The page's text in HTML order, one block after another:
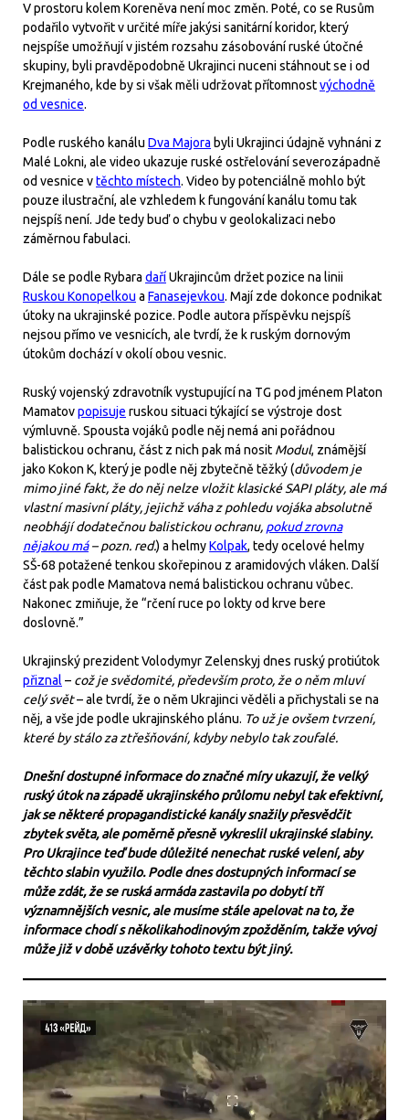
V prostoru kolem Koreněva není moc změn. Poté, co se Rusům
podařilo vytvořit v určité míře jakýsi sanitární koridor, který
nejspíše umožňují v jistém rozsahu zásobování ruské útočné
skupiny, byli pravděpodobně Ukrajinci nuceni stáhnout se i od
Krejmaného, kde by si však měli udržovat přítomnostvýchodně
od vesnice.
Podle ruského kanálu Dva Majora byli Ukrajinci údajně vyhnáni z
Malé Lokni, ale video ukazuje ruské ostřelování severozápadně
od vesnice vtěchto místech. Video by potenciálně mohlo být
pouze ilustrační, ale vzhledem k fungování kanálu tomu tak
nejspíš není. Jde tedy buď o chybu v geolokalizaci nebo
záměrnou fabulaci.
Dále se podle Rybara daříUkrajincům držet pozice na linii
Ruskou Konopelkou a Fanasejevkou. Mají zde dokonce podnikat
útoky na ukrajinské pozice. Podle autora příspěvku nejspíš
nejsou přímo ve vesnicích, ale tvrdí, že k ruským dornovým
útokům dochází v okolí obou vesnic.
Ruský vojenský zdravotník vystupující na TG pod jménem Platon
Mamatovpopisuje ruskou situaci týkající se výstroje dost
výmluvně. Spousta vojáků podle něj nemá ani pořádnou
balistickou ochranu, část z nich pak má nosit Modul, známější
jako Kokon K, který je podle něj zbytečně těžký (důvodem je
mimo jiné fakt, že do něj nelze vložit klasické SAPI pláty, ale má
vlastní masivní pláty, jejichž váha z pohledu vojáka absolutně
neobhájí dodatečnou balistickou ochranu, pokud zrovna
nějakou má– pozn. red.) a helmyKolpak, tedy ocelové helmy
SŠ-68 potažené tenkou skořepinou z aramidových vláken. Další
část pak podle Mamatova nemá balistickou ochranu vůbec.
Nakonec zmiňuje, že “rčení ruce po lokty od krve bere
doslovně.”
Ukrajinský prezident Volodymyr Zelenskyj dnes ruský protiútok
přiznal – což je svědomité, především proto, že o něm mluví
celý svět– ale tvrdí, že o něm Ukrajinci věděli a přichystali se na
něj, a vše jde podle ukrajinského plánu. To už je ovšem tvrzení,
které by stálo za ztřešňování, kdyby nebylo tak zoufalé.
Dnešní dostupné informace do značné míry ukazují, že velký
ruský útok na západě ukrajinského průlomu nebyl tak efektivní,
jak se některé propagandistické kanály snažily přesvědčit
zbytek světa, ale poměrně přesně vykreslil ukrajinské slabiny.
Pro Ukrajince teď bude důležité nenechat ruské velení, aby
těchto slabin využilo. Podle dnes dostupných informací se
může zdát, že se ruská armáda zastavila po dobytí tří
významnějších vesnic, ale musíme stále apelovat na to, že
informace chodí s několikahodinovým zpožděním, takže vývoj
může již v době uzávěrky tohoto textu být jiný.